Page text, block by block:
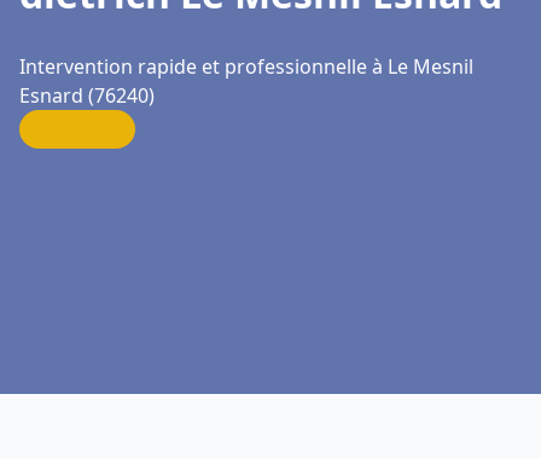
Intervention rapide et professionnelle à Le Mesnil
Esnard (76240)